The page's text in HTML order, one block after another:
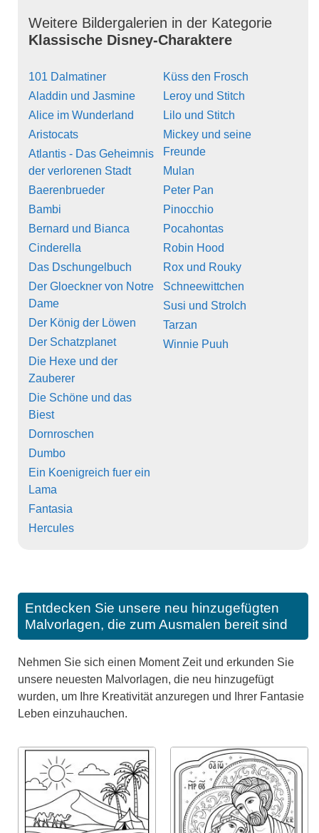
Weitere Bildergalerien in der Kategorie
Klassische Disney-Charaktere
101 Dalmatiner
Aladdin und Jasmine
Alice im Wunderland
Aristocats
Atlantis - Das Geheimnis
der verlorenen Stadt
Baerenbrueder
Bambi
Bernard und Bianca
Cinderella
Das Dschungelbuch
Der Gloeckner von Notre
Dame
Der König der Löwen
Der Schatzplanet
Die Hexe und der
Zauberer
Die Schöne und das
Biest
Dornroschen
Dumbo
Ein Koenigreich fuer ein
Lama
Fantasia
Hercules
Küss den Frosch
Leroy und Stitch
Lilo und Stitch
Mickey und seine
Freunde
Mulan
Peter Pan
Pinocchio
Pocahontas
Robin Hood
Rox und Rouky
Schneewittchen
Susi und Strolch
Tarzan
Winnie Puuh
Entdecken Sie unsere neu hinzugefügten
Malvorlagen, die zum Ausmalen bereit sind
Nehmen Sie sich einen Moment Zeit und erkunden Sie
unsere neuesten Malvorlagen, die neu hinzugefügt
wurden, um Ihre Kreativität anzuregen und Ihrer Fantasie
Leben einzuhauchen.